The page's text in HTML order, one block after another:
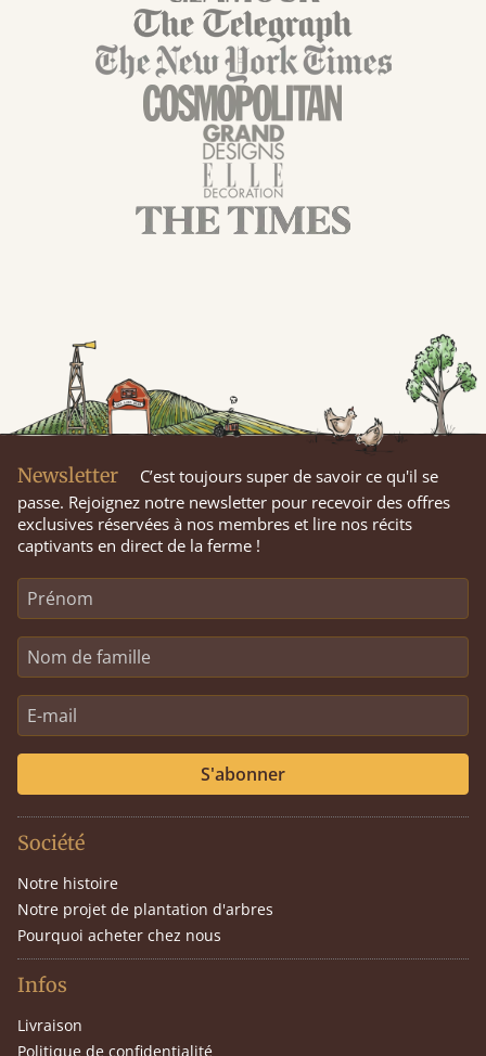
Newsletter
C’est toujours super de savoir ce qu'il se
passe. Rejoignez notre newsletter pour recevoir des offres
exclusives réservées à nos membres et lire nos récits
captivants en direct de la ferme !
S'abonner
Société
Notre histoire
Notre projet de plantation d'arbres
Pourquoi acheter chez nous
Infos
Livraison
Politique de confidentialité